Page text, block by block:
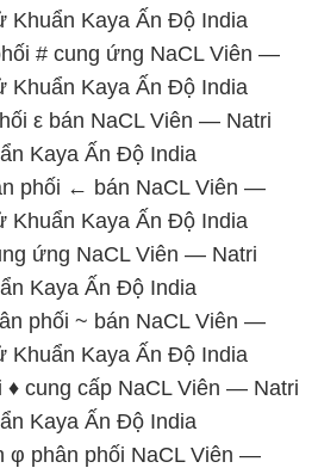
Khuẩn Kaya Ấn Độ India
# cung ứng NaCL Viên —
Khuẩn Kaya Ấn Độ India
ε bán NaCL Viên — Natri
Kaya Ấn Độ India
phối ← bán NaCL Viên —
Khuẩn Kaya Ấn Độ India
ứng NaCL Viên — Natri
Kaya Ấn Độ India
phối ~ bán NaCL Viên —
Khuẩn Kaya Ấn Độ India
cung cấp NaCL Viên — Natri
Kaya Ấn Độ India
φ phân phối NaCL Viên —